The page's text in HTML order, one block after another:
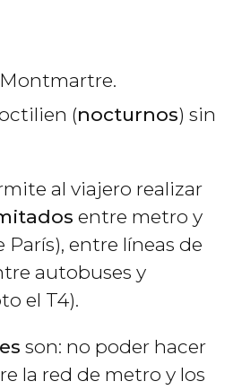
(nocturnos) sin
al viajero realizar
entre metro y
París), entre líneas de
autobuses y
el T4).
son: no poder hacer
la red de metro y los